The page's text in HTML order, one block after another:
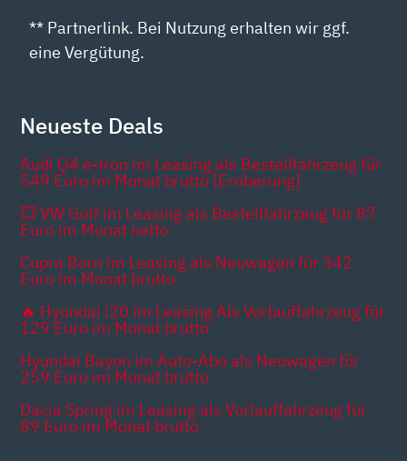
** Partnerlink. Bei Nutzung erhalten wir ggf.
eine Vergütung.
Neueste Deals
Audi Q4 e-tron im Leasing als Bestellfahrzeug für
549 Euro im Monat brutto [Eroberung]
💥 VW Golf im Leasing als Bestellfahrzeug für 87
Euro im Monat netto
Cupra Born im Leasing als Neuwagen für 342
Euro im Monat brutto
🔥 Hyundai i20 im Leasing Als Vorlauffahrzeug für
129 Euro im Monat brutto
Hyundai Bayon im Auto-Abo als Neuwagen für
259 Euro im Monat brutto
Dacia Spring im Leasing als Vorlauffahrzeug für
89 Euro im Monat brutto